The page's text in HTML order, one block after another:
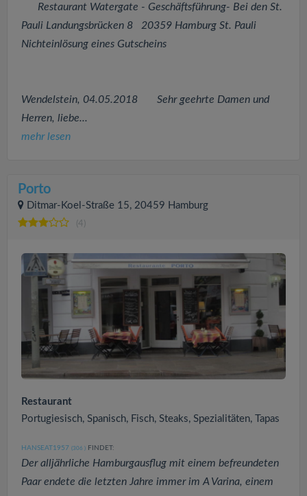
Restaurant Watergate - Geschäftsführung- Bei den St.
Pauli Landungsbrücken 8 20359 Hamburg St. Pauli
Nichteinlösung eines Gutscheins
Wendelstein, 04.05.2018 Sehr geehrte Damen und
Herren, liebe...
mehr lesen
Porto
Ditmar-Koel-Straße 15, 20459 Hamburg
(4)
Restaurant
Portugiesisch, Spanisch, Fisch, Steaks, Spezialitäten, Tapas
HANSEAT1957 (306 ) FINDET:
Der alljährliche Hamburgausflug mit einem befreundeten
Paar endete die letzten Jahre immer im A Varina, einem